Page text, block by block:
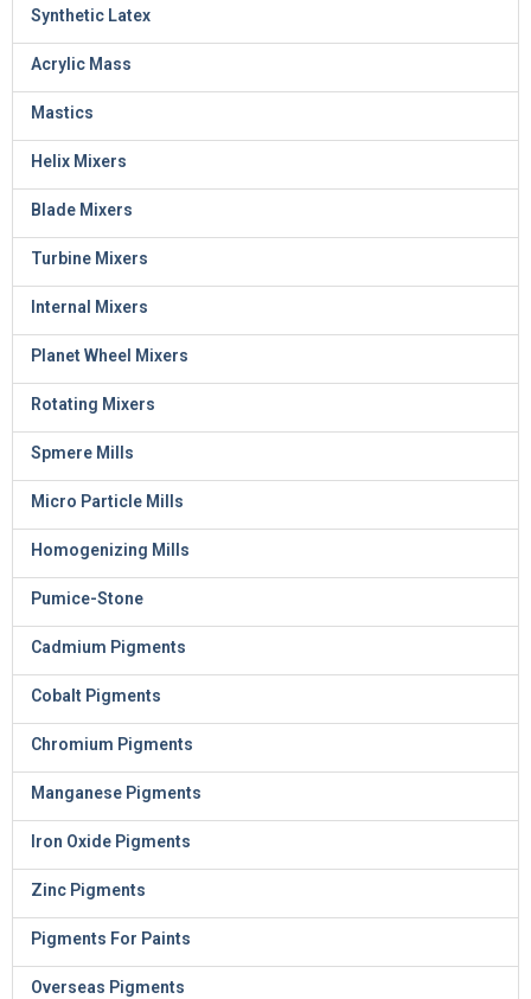
Synthetic Latex
Acrylic Mass
Mastics
Helix Mixers
Blade Mixers
Turbine Mixers
Internal Mixers
Planet Wheel Mixers
Rotating Mixers
Spmere Mills
Micro Particle Mills
Homogenizing Mills
Pumice-Stone
Cadmium Pigments
Cobalt Pigments
Chromium Pigments
Manganese Pigments
Iron Oxide Pigments
Zinc Pigments
Pigments For Paints
Overseas Pigments